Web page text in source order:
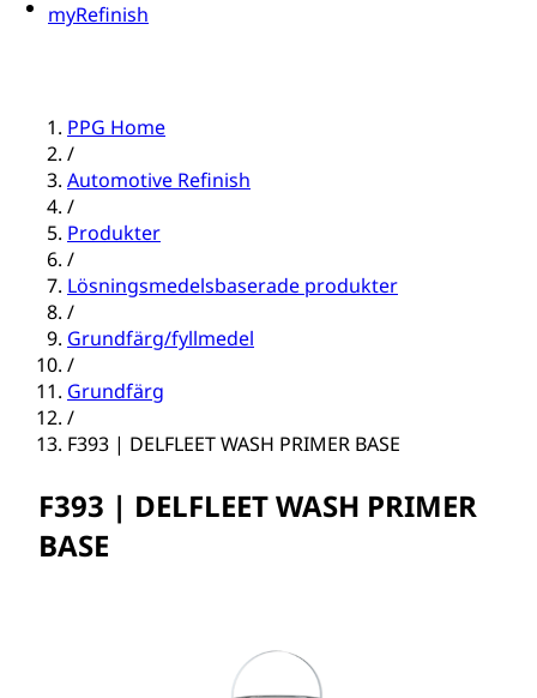
myRefinish
PPG Home
/
Automotive Refinish
/
Produkter
/
Lösningsmedelsbaserade produkter
/
Grundfärg/fyllmedel
/
Grundfärg
/
F393 | DELFLEET WASH PRIMER BASE
F393 | DELFLEET WASH PRIMER
BASE